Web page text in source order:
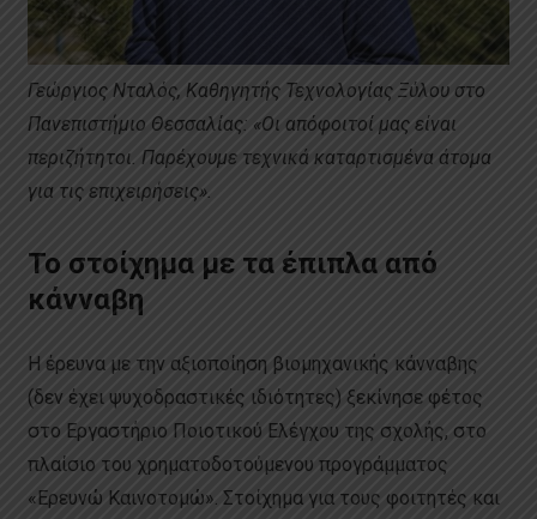
Γεώργιος Νταλός, Καθηγητής Τεχνολογίας Ξύλου στο
Πανεπιστήμιο Θεσσαλίας: «Οι απόφοιτοί μας είναι
περιζήτητοι. Παρέχουμε τεχνικά καταρτισμένα άτομα
για τις επιχειρήσεις».
Το στοίχημα με τα έπιπλα από
κάνναβη
Η έρευνα με την αξιοποίηση βιομηχανικής κάνναβης
(δεν έχει ψυχοδραστικές ιδιότητες) ξεκίνησε φέτος
στο Εργαστήριο Ποιοτικού Ελέγχου της σχολής, στο
πλαίσιο του χρηματοδοτούμενου προγράμματος
«Ερευνώ Καινοτομώ». Στοίχημα για τους φοιτητές και